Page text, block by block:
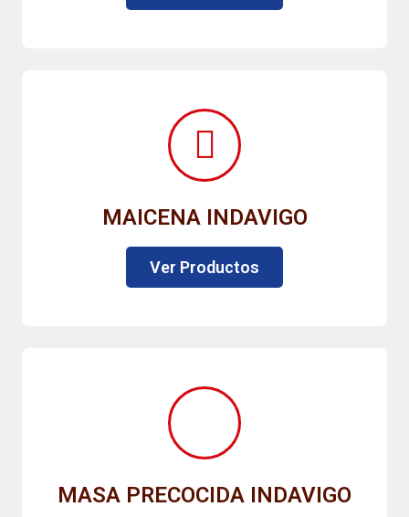
MAICENA INDAVIGO
Ver Productos
MASA PRECOCIDA INDAVIGO